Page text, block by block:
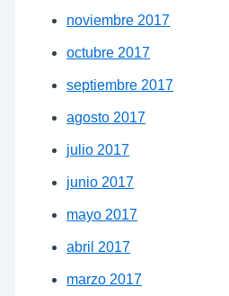
noviembre 2017
octubre 2017
septiembre 2017
agosto 2017
julio 2017
junio 2017
mayo 2017
abril 2017
marzo 2017